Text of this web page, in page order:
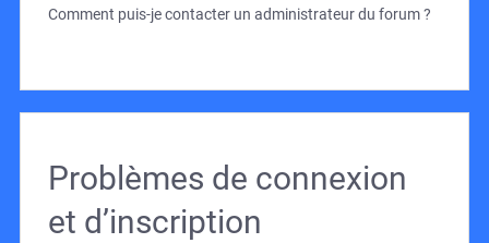
Comment puis-je contacter un administrateur du forum ?
Problèmes de connexion
et d’inscription